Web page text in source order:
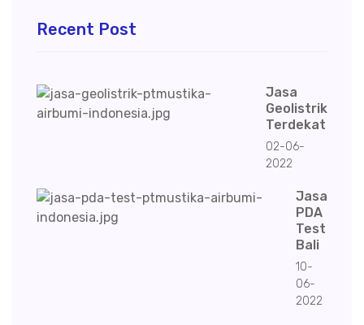
Recent Post
Jasa
Geolistrik
Terdekat
02-06-
2022
Jasa
PDA
Test
Bali
10-
06-
2022